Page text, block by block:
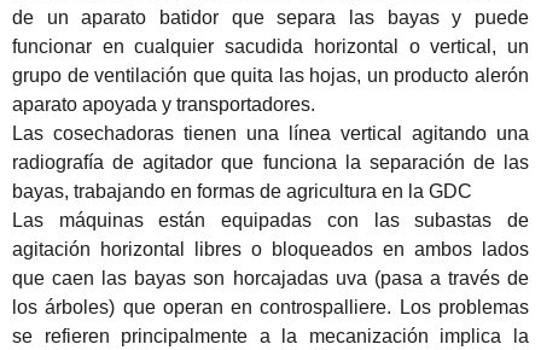
de un aparato batidor que separa las bayas y puede
funcionar en cualquier sacudida horizontal o vertical, un
grupo de ventilación que quita las hojas, un producto alerón
aparato apoyada y transportadores.
Las cosechadoras tienen una línea vertical agitando una
radiografía de agitador que funciona la separación de las
bayas, trabajando en formas de agricultura en la GDC
Las máquinas están equipadas con las subastas de
agitación horizontal libres o bloqueados en ambos lados
que caen las bayas son horcajadas uva (pasa a través de
los árboles) que operan en controspalliere.
Los problemas
se refieren principalmente a la mecanización implica la